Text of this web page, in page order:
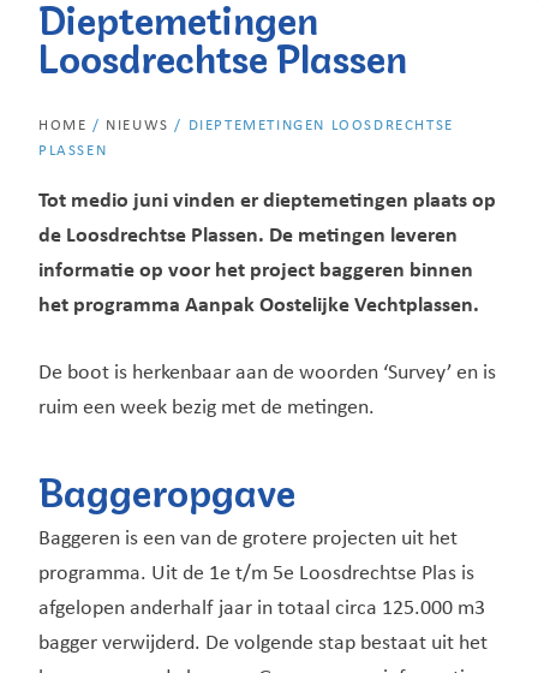
Dieptemetingen
Loosdrechtse Plassen
HOME / NIEUWS /
DIEPTEMETINGEN LOOSDRECHTSE
PLASSEN
Tot medio juni vinden er dieptemetingen plaats op
de Loosdrechtse Plassen. De metingen leveren
informatie op voor het project baggeren binnen
het programma Aanpak Oostelijke Vechtplassen.
De boot is herkenbaar aan de woorden ‘Survey’ en is
ruim een week bezig met de metingen.
Baggeropgave
Baggeren is een van de grotere projecten uit het
programma. Uit de 1e t/m 5e Loosdrechtse Plas is
afgelopen anderhalf jaar in totaal circa 125.000 m3
bagger verwijderd. De volgende stap bestaat uit het